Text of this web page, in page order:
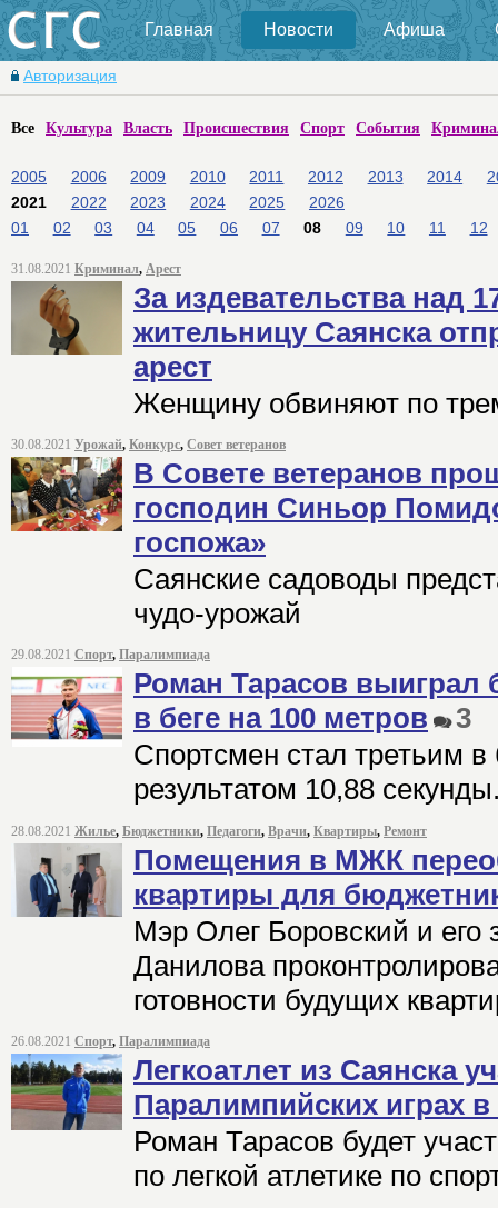
Главная Новости Афиша
Авторизация
Все Культура Власть Происшествия Спорт События
2005 2006 2009 2010 2011 2012 2013 2014
2021
2022 2023 2024 2025
2026
01
02 03 04 05 06 07 08 09 10 11 12
31.08.2021 Криминал, Арест
За издевательства над
жительницу Саянска
арест
Женщину обвиняют по
30.08.2021 Урожай, Конкурс, Совет ветеранов
В Совете ветеранов
господин Синьор
госпожа»
Саянские садоводы
чудо-урожай
29.08.2021 Спорт, Паралимпиада
Роман Тарасов
в беге на 100 метров
3
Спортсмен стал третьим в
результатом 10,88
28.08.2021 Жилье, Бюджетники, Педагоги, Врачи, Квартиры, Ремонт
Помещения в МЖК
квартиры для
Мэр Олег Боровский и его
Данилова
готовности будущих
26.08.2021 Спорт, Паралимпиада
Легкоатлет из Саянска
Паралимпийских играх в
Роман Тарасов будет
по легкой атлетике по